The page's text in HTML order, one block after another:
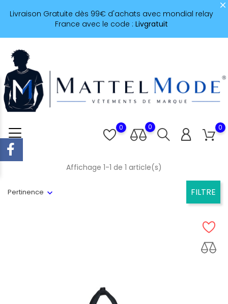
Livraison Gratuite dès 99€ d'achats avec mondial relay
France avec le code : Livgratuit
0
0
0
Pertinence FILTRE
Affichage 1-1 de 1 article(s)